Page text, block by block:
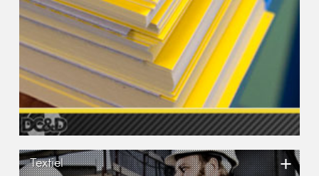
Textiel +